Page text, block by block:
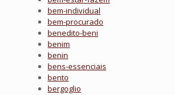
bem-individual
bem-procurado
benedito-beni
benim
benin
bens-essenciais
bento
bergoglio